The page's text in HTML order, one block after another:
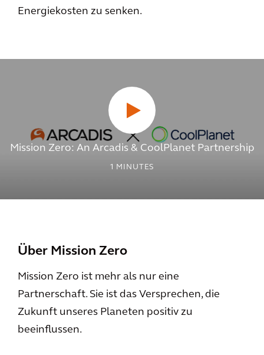
Energiekosten zu senken.
Mission Zero: An Arcadis & CoolPlanet Partnership
1 MINUTES
Über Mission Zero
Mission Zero ist mehr als nur eine
Partnerschaft. Sie ist das Versprechen, die
Zukunft unseres Planeten positiv zu
beeinflussen.